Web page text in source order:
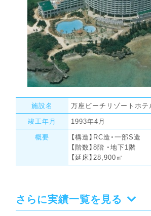
施設名
万座ビーチリゾートホテ
竣工年月
1993年4月
概要
【構造】RC造・一部S造
【階数】8階 ・地下1階
【延床】28,900㎡
さらに実績一覧を見る